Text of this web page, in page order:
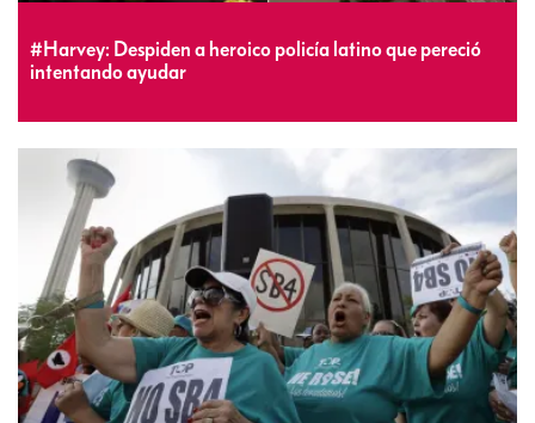
#Harvey: Despiden a heroico policía latino que pereció
intentando ayudar